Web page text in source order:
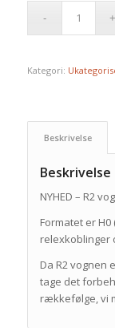
Kategori:
Beskrivelse
Beskrivelse
NYHED – R2
Formatet er
relexkoblinger
Da R2 vognen
tage det
rækkefølge, vi